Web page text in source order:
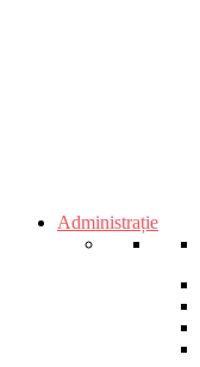
Administrație